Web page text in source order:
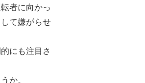
者に向かっ
て嫌がらせ
にも注目さ
か。